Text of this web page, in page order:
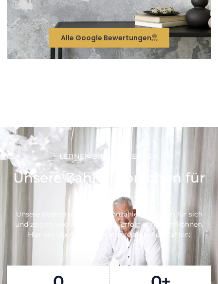
Alle Google Bewertungen
LERNEN SIE UNS KENNEN
Unsere Zahlen sprechen für
sich
Unsere beeindruckenden Kennzahlen sprechen für sich
und zeigen, wie wir Ihnen zum Erfolg verhelfen können.
Hier ein Überblick über unsere aktuellen Zahlen: